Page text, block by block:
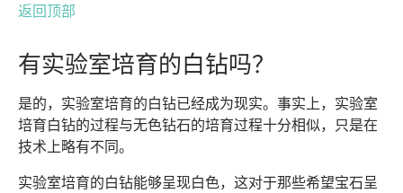
返回顶部
有实验室培育的白钻吗？
是的，实验室培育的白钻已经成为现实。事实上，实验室
培育白钻的过程与无色钻石的培育过程十分相似，只是在
技术上略有不同。
实验室培育的白钻能够呈现白色，这对于那些希望宝石呈